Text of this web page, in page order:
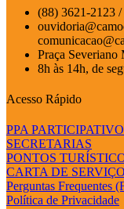
(88) 3621-2123
Praça
8h às 14h, de
Acesso Rápido
PPA PARTICIPATIVO
SECRETARIAS
PONTOS
CARTA DE
Perguntas Frequentes
Política de Privacidade